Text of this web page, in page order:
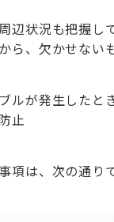
辺状況も把握し
ら、欠かせない
ルが発生したと
止
項は、次の通りで